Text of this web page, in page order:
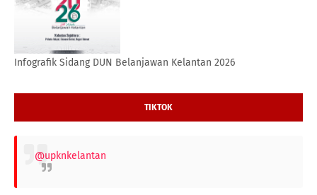
Infografik Sidang DUN Belanjawan Kelantan 2026
TIKTOK
@upknkelantan